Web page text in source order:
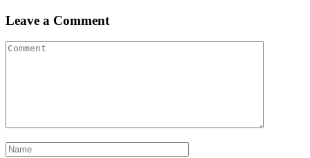
Leave a Comment